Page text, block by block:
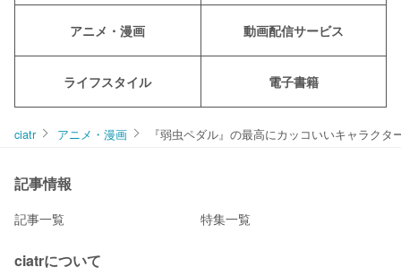
アニメ・漫画 動画配信サービス
ライフスタイル 電子書籍
ciatr アニメ・漫画 『弱虫ペダル』の最高にカッコいいキャラクタ
記事情報
記事一覧 特集一覧
ciatrについて